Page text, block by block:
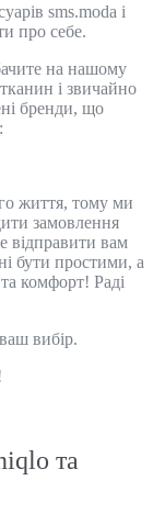
sms.moda і
про себе.
на нашому
і звичайно
бренди, що
життя, тому ми
замовлення
відправити вам
бути простими, а
комфорт! Раді
вибір.
та